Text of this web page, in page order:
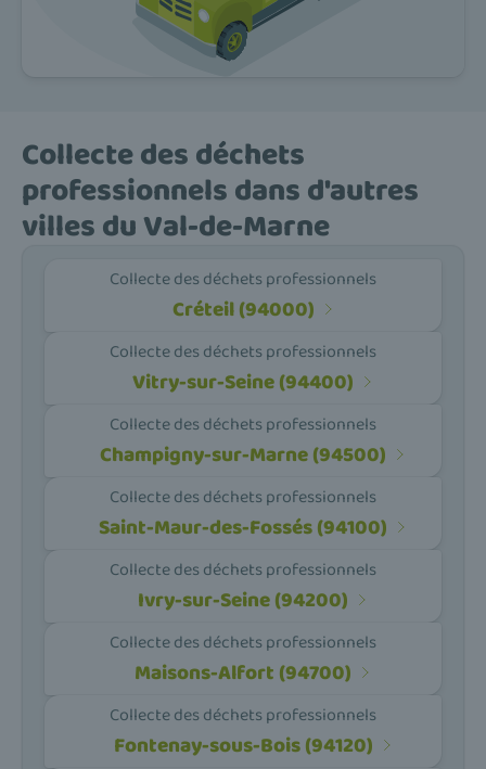
Collecte des déchets
professionnels dans d'autres
villes du Val-de-Marne
Collecte des déchets professionnels
Créteil (94000)
Collecte des déchets professionnels
Vitry-sur-Seine (94400)
Collecte des déchets professionnels
Champigny-sur-Marne (94500)
Collecte des déchets professionnels
Saint-Maur-des-Fossés (94100)
Collecte des déchets professionnels
Ivry-sur-Seine (94200)
Collecte des déchets professionnels
Maisons-Alfort (94700)
Collecte des déchets professionnels
Fontenay-sous-Bois (94120)